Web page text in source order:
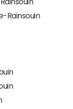
Rainsouin